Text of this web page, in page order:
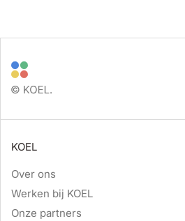
KOEL
Over ons
Werken bij KOEL
Onze partners